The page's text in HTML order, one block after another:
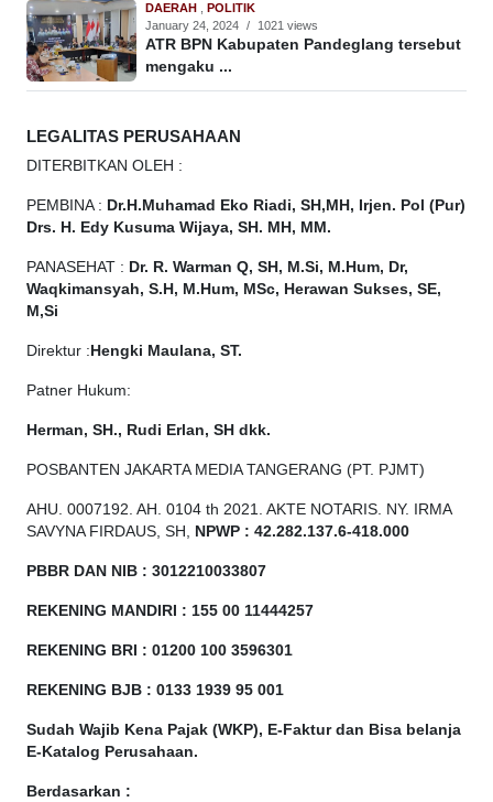
DAERAH , POLITIK
January 24, 2024 / 1021 views
ATR BPN Kabupaten Pandeglang tersebut
mengaku ...
LEGALITAS PERUSAHAAN
DITERBITKAN OLEH :
PEMBINA : Dr.H.Muhamad Eko Riadi, SH,MH, Irjen. Pol (Pur)
Drs. H. Edy Kusuma Wijaya, SH. MH, MM.
PANASEHAT : Dr. R. Warman Q, SH, M.Si, M.Hum, Dr,
Waqkimansyah, S.H, M.Hum, MSc, Herawan Sukses, SE,
M,Si
Direktur : Hengki Maulana, ST.
Patner Hukum:
Herman, SH., Rudi Erlan, SH dkk.
POSBANTEN JAKARTA MEDIA TANGERANG (PT. PJMT)
AHU. 0007192. AH. 0104 th 2021. AKTE NOTARIS. NY. IRMA
SAVYNA FIRDAUS, SH, NPW P : 42.282.137.6-418.000
PBBR DAN NIB : 3012210033807
REKENING MANDIRI : 155 00 11444257
REKENING BRI : 01200 100 3596301
REKENING BJB : 0133 1939 95 001
Sudah Wajib Kena Pajak (WKP), E-Faktur dan Bisa belanja
E-Katalog Perusahaan.
Berdasarkan :